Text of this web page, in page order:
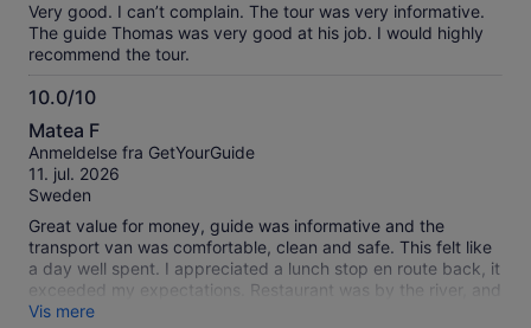
Very good. I can’t complain. The tour was very informative.
The guide Thomas was very good at his job. I would highly
recommend the tour.
10.0/10
10.0
ud
af
10
Matea F
Anmeldelse fra GetYourGuide
11. jul. 2026
Sweden
Great value for money, guide was informative and the
transport van was comfortable, clean and safe. This felt like
a day well spent. I appreciated a lunch stop en route back, it
exceeded my expectations. Restaurant was by the river, and
they promptly seated&served us. Great organization here.
Vis mere